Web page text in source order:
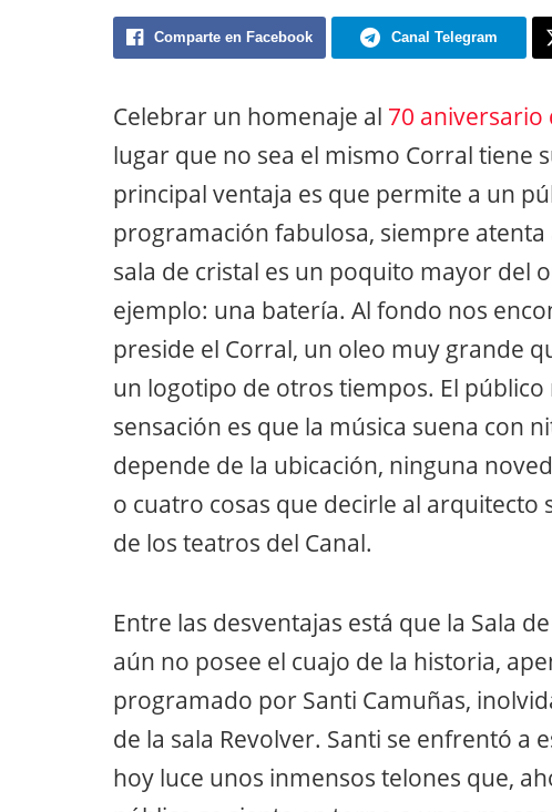
Comparte en Facebook Canal Telegram
Celebrar un homenaje al 70 aniversario
lugar que no sea el mismo Corral tiene
principal ventaja es que permite a un
programación fabulosa, siempre
sala de cristal es un poquito mayor del
ejemplo: una batería. Al fondo nos
preside el Corral, un oleo muy grande
un logotipo de otros tiempos. El
sensación es que la música suena con
depende de la ubicación, ninguna
o cuatro cosas que decirle al
de los teatros del Canal.
Entre las desventajas está que la Sala
aún no posee el cuajo de la historia,
programado por Santi Camuñas,
de la sala Revolver. Santi se enfrentó a
hoy luce unos inmensos telones que,